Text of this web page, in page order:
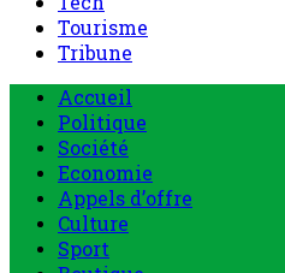
Tourisme
Tribune
Menu
principal
Accueil
Politique
Société
Economie
Appels d’offre
Culture
Sport